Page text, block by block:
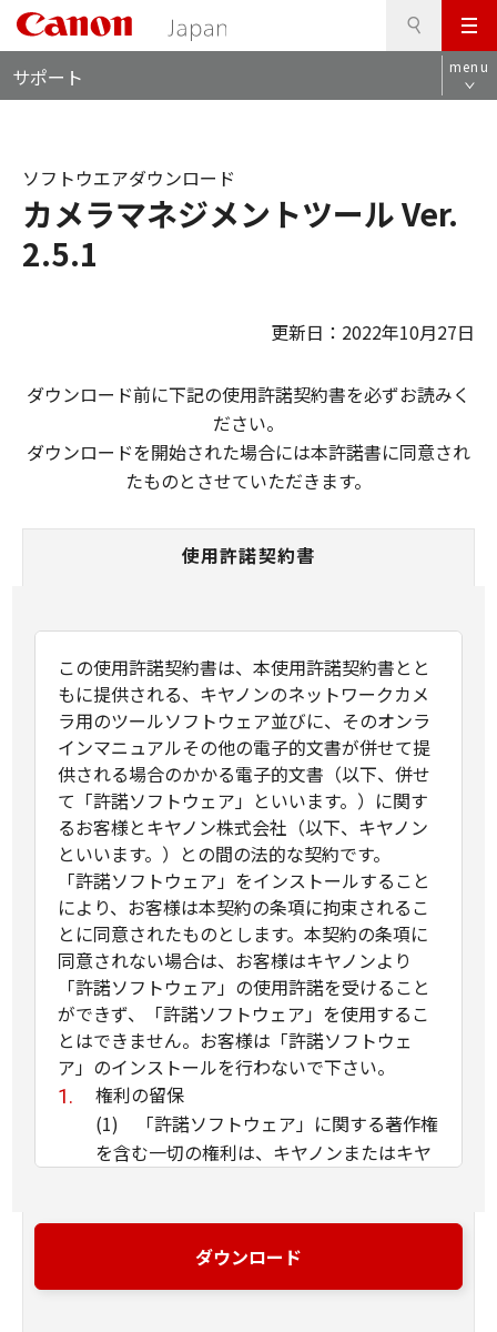
メ
ニ
ュ
サポート menu
カメラマネジメントツール Ver.
2.5.1
ソフトウエアダウンロード
更新日：2022年10月27日
ダウンロード前に下記の使用許諾契約書を必ずお読みく
ださい。
ダウンロードを開始された場合には本許諾書に同意され
たものとさせていただきます。
使用許諾契約書
この使用許諾契約書は、本使用許諾契約書とと
もに提供される、キヤノンのネットワークカメ
ラ用のツールソフトウェア並びに、そのオンラ
インマニュアルその他の電子的文書が併せて提
供される場合のかかる電子的文書（以下、併せ
て「許諾ソフトウェア」といいます。）に関す
るお客様とキヤノン株式会社（以下、キヤノン
といいます。）との間の法的な契約です。
「許諾ソフトウェア」をインストールすること
により、お客様は本契約の条項に拘束されるこ
とに同意されたものとします。本契約の条項に
同意されない場合は、お客様はキヤノンより
「許諾ソフトウェア」の使用許諾を受けること
ができず、「許諾ソフトウェア」を使用するこ
とはできません。お客様は「許諾ソフトウェ
ア」のインストールを行わないで下さい。
権利の留保
(1) 「許諾ソフトウェア」に関する著作権
を含む一切の権利は、キヤノンまたはキヤ
いかなる知的財産権も、明示たると黙示た
るとを問わず、お客様に譲渡または許諾さ
ダウンロード